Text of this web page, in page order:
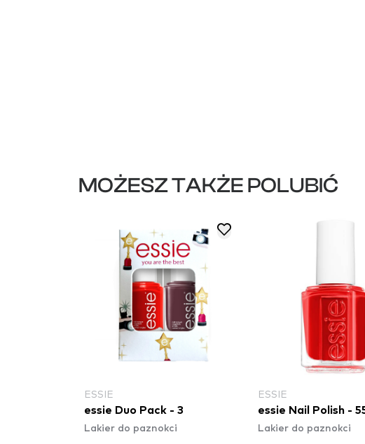
MOŻESZ TAKŻE POLUBIĆ
ESSIE
essie Duo Pack - 3
Lakier do paznokci
ESSIE
essie Nail Polish -
Lakier do paznokci